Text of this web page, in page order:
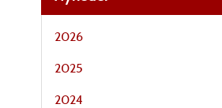
2026
2025
2024